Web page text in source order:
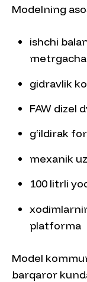
Modelning
ishchi
metrgacha
gidravlik
FAW dizel
g‘ildirak
mexanik
100 litrli
platforma
Model
barqaror